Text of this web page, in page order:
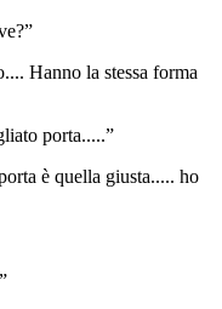
Hanno la stessa forma
porta.....”
è quella giusta..... ho